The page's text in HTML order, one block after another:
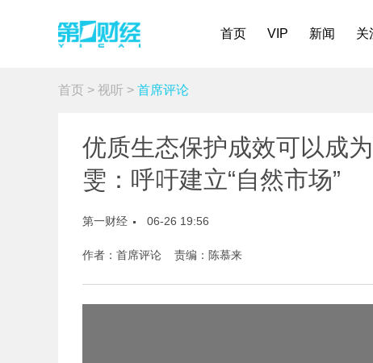
首页 VIP 新闻 关
首页 > 视听 > 首席评论
优质生态保护成效可以成
雯：呼吁建立“自然市场”
第一财经 06-26 19:56
作者：首席评论 责编：陈慕来